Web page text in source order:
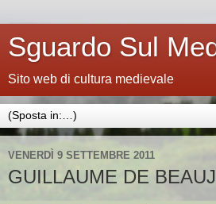
Sguardo Sul
Sito web di cultura medievale
VENERDÌ 9 SETTEMBRE 2011
GUILLAUME DE